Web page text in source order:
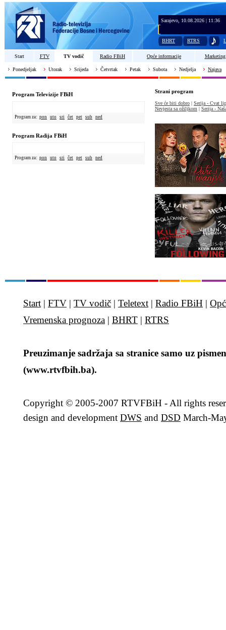
Sarajevo, 10.08.2026 | 11:36
BHRT RTRS
Start FTV TV vodič Radio FBiH Opće informacije Marketing
Ponedjeljak Utorak Srijeda Četvrtak Petak Subota Nedjelja Najava
Program Televizije FBiH
Program za: pon uto sri čet pet sub ned
Program Radija FBiH
Program za: pon uto sri čet pet sub ned
Strani program
Sve će biti dobro | Serija - Cvat
Nevjesta sa ožiljkom | Serija -
Start | FTV | TV vodič | Teletext | Radio FBiH |
Vremenska prognoza | BHRT | RTRS
Preuzimanje sadržaja sa stranice samo uz
(www.rtvfbih.ba).
Copyright © 2005-2007 RTVFBiH - All rights
design and development DWS and DSD March-